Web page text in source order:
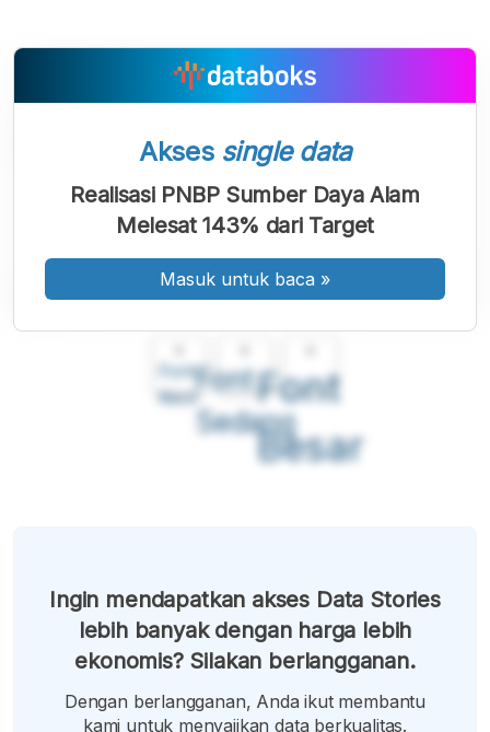
Font
Kecil
Font
Sedang
Font
Besar
Akses single data
Realisasi PNBP Sumber Daya Alam
Melesat 143% dari Target
Masuk untuk baca »
Ingin mendapatkan akses Data Stories
lebih banyak dengan harga lebih
ekonomis? Silakan berlangganan.
Dengan berlangganan, Anda ikut membantu
kami untuk menyajikan data berkualitas.